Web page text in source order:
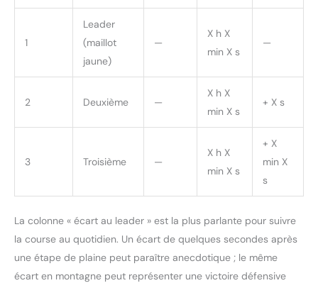
1
Leader
(maillot
jaune)
—
X h X
min X s
—
2 Deuxième —
X h X
min X s
+ X s
3 Troisième —
X h X
min X s
+ X
min X
s
La colonne « écart au leader » est la plus parlante pour suivre
la course au quotidien. Un écart de quelques secondes après
une étape de plaine peut paraître anecdotique ; le même
écart en montagne peut représenter une victoire défensive